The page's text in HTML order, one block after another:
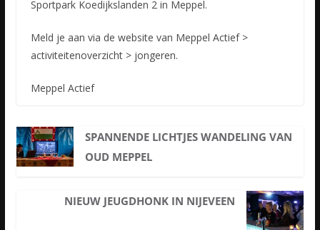
Sportpark Koedijkslanden 2 in Meppel.
Meld je aan via de website van Meppel Actief >
activiteitenoverzicht > jongeren.
Meppel Actief
SPANNENDE LICHTJES WANDELING VAN
OUD MEPPEL
NIEUW JEUGDHONK IN NIJEVEEN